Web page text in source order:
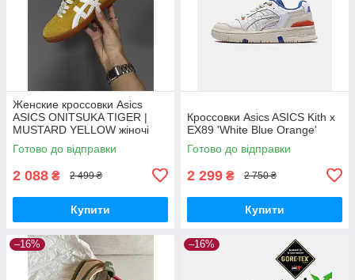
Женские кроссовки Asics
ASICS ONITSUKA TIGER |
MUSTARD YELLOW жіночі
кросівки Asics
Готово до відправки
2 088 ₴ 2 499 ₴
Купити
Кроссовки Asics ASICS Kith x
EX89 'White Blue Orange'
Готово до відправки
2 299 ₴ 2 750 ₴
Купити
–16% –16%